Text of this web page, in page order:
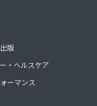
版
・ヘルスケア
ーマンス